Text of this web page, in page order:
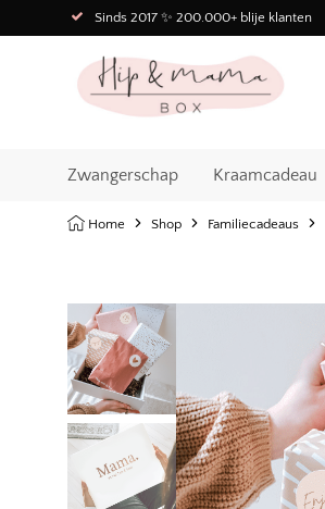
Sinds 2017 ✨ 200.000+ blije klanten
Zwangerschap Kraamcadeau
Home Shop Familiecadeaus